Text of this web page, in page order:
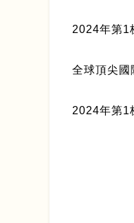
2024年第1
全球頂尖國
2024年第1